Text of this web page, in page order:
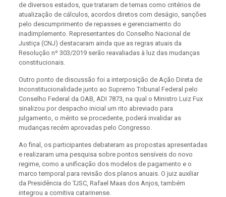
de diversos estados, que trataram de temas como critérios de
atualização de cálculos, acordos diretos com deságio, sanções
pelo descumprimento de repasses e gerenciamento do
inadimplemento. Representantes do Conselho Nacional de
Justiça (CNJ) destacaram ainda que as regras atuais da
Resolução nº 303/2019 serão reavaliadas à luz das mudanças
constitucionais.
Outro ponto de discussão foi a interposição de Ação Direta de
Inconstitucionalidade junto ao Supremo Tribunal Federal pelo
Conselho Federal da OAB, ADI 7873, na qual o Ministro Luiz Fux
sinalizou por despacho inicial um rito abreviado para
julgamento, o mérito se procedente, poderá invalidar as
mudanças recém aprovadas pelo Congresso.
Ao final, os participantes debateram as propostas apresentadas
e realizaram uma pesquisa sobre pontos sensíveis do novo
regime, como a unificação dos modelos de pagamento e o
marco temporal para revisão dos planos anuais. O juiz auxiliar
da Presidência do TJSC, Rafael Maas dos Anjos, também
integrou a comitiva catarinense.